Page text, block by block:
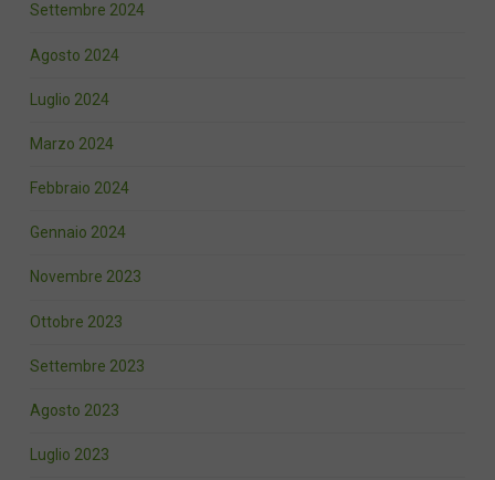
Settembre 2024
Agosto 2024
Luglio 2024
Marzo 2024
Febbraio 2024
Gennaio 2024
Novembre 2023
Ottobre 2023
Settembre 2023
Agosto 2023
Luglio 2023